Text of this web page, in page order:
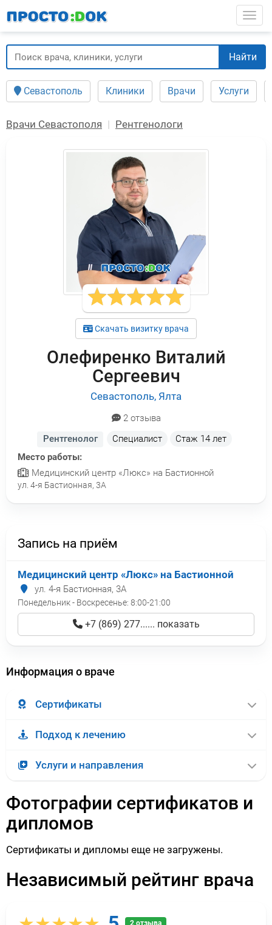
содержанию
Найти
Севастополь Клиники Врачи Услуги
Врачи Севастополя Рентгенологи
Скачать визитку врача
Олефиренко Виталий
Сергеевич
Севастополь, Ялта
2 отзыва
Рентгенолог
Специалист Стаж 14 лет
Место работы:
Медицинский центр «Люкс» на Бастионной
ул. 4-я Бастионная, 3А
Запись на приём
Медицинский центр «Люкс» на Бастионной
ул. 4-я Бастионная, 3А
Понедельник - Воскресенье: 8:00-21:00
+7 (869) 277...... показать
Информация о враче
Сертификаты
Подход к лечению
Услуги и направления
Фотографии сертификатов и
дипломов
Сертификаты и дипломы еще не загружены.
Независимый рейтинг врача
2 отзыва